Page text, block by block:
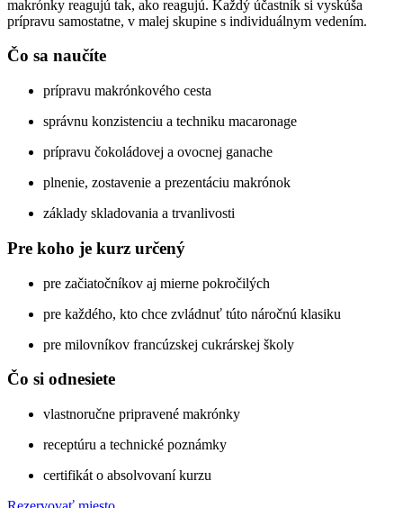
makrónky reagujú tak, ako reagujú. Každý účastník si vyskúša
prípravu samostatne, v malej skupine s individuálnym vedením.
Čo sa naučíte
prípravu makrónkového cesta
správnu konzistenciu a techniku macaronage
prípravu čokoládovej a ovocnej ganache
plnenie, zostavenie a prezentáciu makrónok
základy skladovania a trvanlivosti
Pre koho je kurz určený
pre začiatočníkov aj mierne pokročilých
pre každého, kto chce zvládnuť túto náročnú klasiku
pre milovníkov francúzskej cukrárskej školy
Čo si odnesiete
vlastnoručne pripravené makrónky
receptúru a technické poznámky
certifikát o absolvovaní kurzu